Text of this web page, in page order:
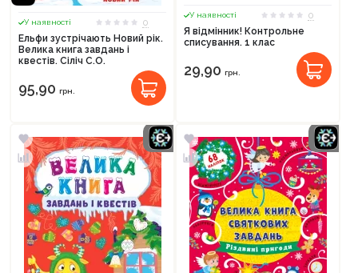
У наявності
0
Ельфи зустрічають Новий рік.
Велика книга завдань і
квестів. Сіліч С.О.
95,90 грн.
У наявності
0
Я відмінник! Контрольне
списування. 1 клас
29,90 грн.